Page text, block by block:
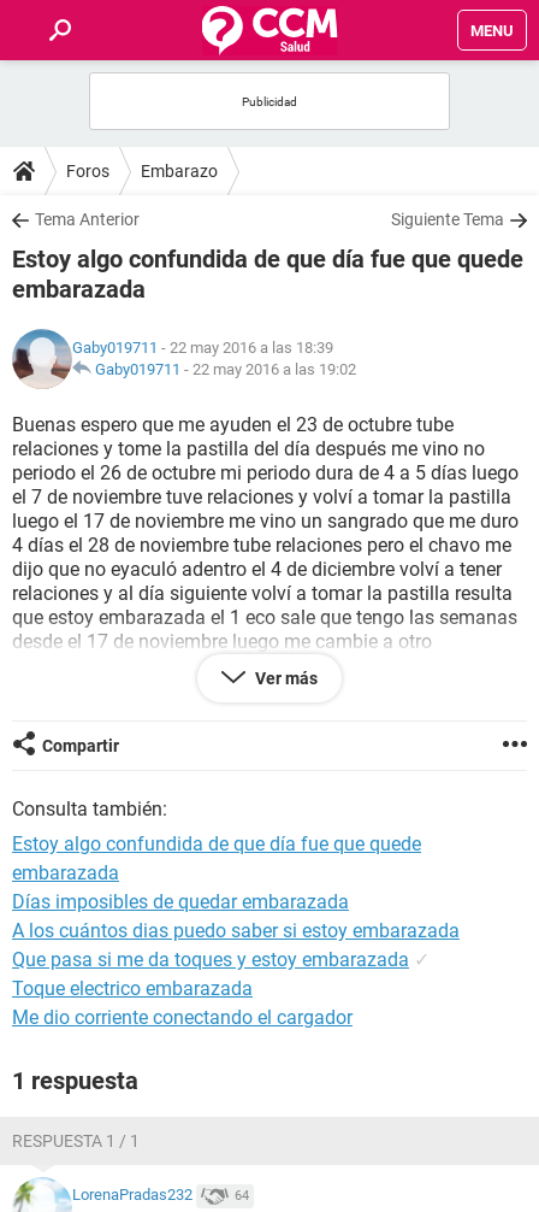
MENU
FOROS
SALUD
FAMILIA
NUTRICIÓN
SEXUALIDAD
GLOSARIO
Foros Embarazo
Tema Anterior Siguiente Tema
Estoy algo confundida de que día fue que quede
embarazada
Gaby019711 - 22 may 2016 a las 18:39
Gaby019711 - 22 may 2016 a las 19:02
Buenas espero que me ayuden el 23 de octubre tube
relaciones y tome la pastilla del día después me vino no
periodo el 26 de octubre mi periodo dura de 4 a 5 días luego
el 7 de noviembre tuve relaciones y volví a tomar la pastilla
luego el 17 de noviembre me vino un sangrado que me duro
4 días el 28 de noviembre tube relaciones pero el chavo me
dijo que no eyaculó adentro el 4 de diciembre volví a tener
relaciones y al día siguiente volví a tomar la pastilla resulta
que estoy embarazada el 1 eco sale que tengo las semanas
desde el 17 de noviembre luego me cambie a otro
ginecólogo y me dice que tengo las semanas de embarazo
desde los primero de diciembre mis periodos no me llegan el
haría efecto la pastilla
Ver más
Compartir
Consulta también:
Estoy algo confundida de que día fue que quede
embarazada
Días imposibles de quedar embarazada
A los cuántos dias puedo saber si estoy embarazada
Que pasa si me da toques y estoy embarazada ✓
Toque electrico embarazada
Me dio corriente conectando el cargador
1 respuesta
RESPUESTA 1 / 1
LorenaPradas232 64